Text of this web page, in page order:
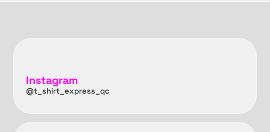
Instagram
@t_shirt_express_qc